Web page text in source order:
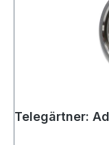
Telegärtner: